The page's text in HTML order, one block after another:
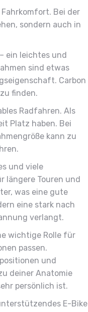
Bei der
sondern auch in
ein leichtes und
sind etwas
Carbon
finden.
Radfahren. Als
Platz haben. Bei
kann zu
und viele
längere Touren und
was eine gute
eine stark nach
verlangt.
wichtige Rolle für
passen.
und
deiner Anatomie
persönlich ist.
E-Bike